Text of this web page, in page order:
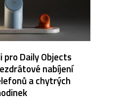
pro Daily Objects
nabíjení
a chytrých